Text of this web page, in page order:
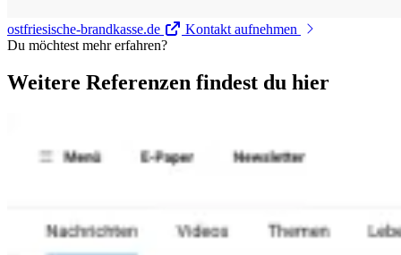
ostfriesische-brandkasse.de
Kontakt aufnehmen
Du möchtest mehr erfahren?
Weitere Referenzen findest du hier